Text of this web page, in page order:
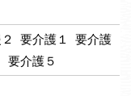
要介護１ 要介護
要介護５